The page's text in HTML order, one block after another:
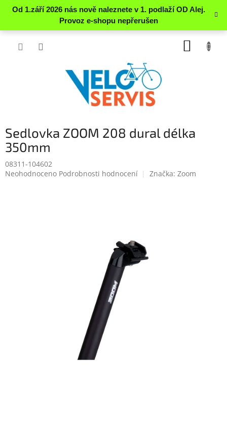
Přejít
Sedlovka ZOOM 208 dural délka
350mm
08311-104602
Průměrné
Neohodnoceno Podrobnosti hodnocení Značka: Zoom